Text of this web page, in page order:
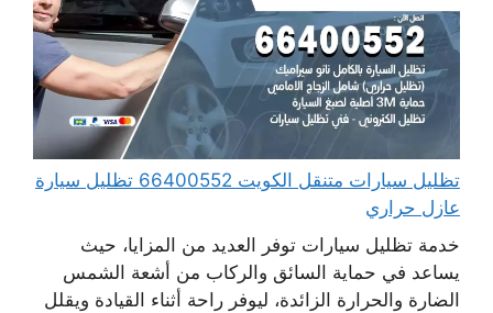
تظليل سيارات متنقل الكويت 66400552 تظليل سيارة
عازل حراري
خدمة تظليل سيارات توفر العديد من المزايا، حيث
يساعد في حماية السائق والركاب من أشعة الشمس
الضارة والحرارة الزائدة، ليوفر راحة أثناء القيادة ويقلل